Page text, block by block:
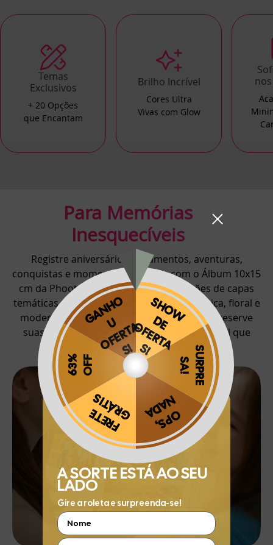
Temas
Exclusivos
+ 20 Opções
que Encantam
Brilho Incrível
Cores Ultra
Vivas com Glow
Para Memórias
Inesquecíveis
Registre aniversários, casamentos, aventuras,
conquistas e momentos especiais com o Álbum 10x15
cm da Phooto. Explore mais de 20 opções de capas
temáticas — como viagem, infantil, romântica, floral e
moderna — e personalize com facilidade. Preserve
suas lembranças com resistência e um visual que
enriquece cada capítulo da sua trajetória.
Obrigado por se cadastrar na
Aproveite e receba as novidades e ofertas exclusivas da